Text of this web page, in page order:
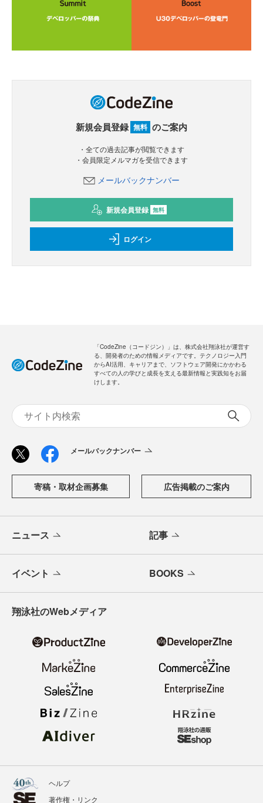
新規会員登録 無料 のご案内
・全ての過去記事が閲覧できます
・会員限定メルマガを受信できます
メールバックナンバー
新規会員登録 無料
ログイン
「CodeZine（コードジン）」は、株式会社翔泳社が運営す
る、開発者のための情報メディアです。テクノロジー入門
からAI活用、キャリアまで、ソフトウェア開発にかかわる
すべての人の学びと成長を支える最新情報と実践知をお届
けします。
メールバックナンバー
寄稿・取材企画募集 広告掲載のご案内
ニュース 記事
イベント BOOKS
翔泳社のWebメディア
ヘルプ
著作権・リンク